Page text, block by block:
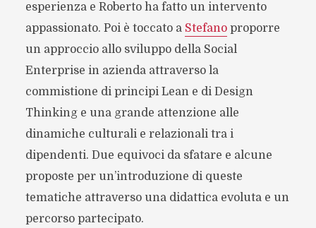
esperienza e Roberto ha fatto un intervento
appassionato. Poi è toccato a Stefanoproporre
un approccio allo sviluppo della Social
Enterprise in azienda attraverso la
commistione di principi Lean e di Design
Thinking e una grande attenzione alle
dinamiche culturali e relazionali tra i
dipendenti. Due equivoci da sfatare e alcune
proposte per un’introduzione di queste
tematiche attraverso una didattica evoluta e un
percorso partecipato.